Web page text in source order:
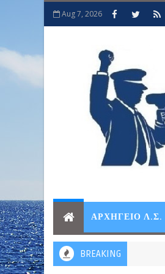
Aug 7, 2026
ΑΡΧΗΓΕΙΟ Λ.Σ.
BREAKING